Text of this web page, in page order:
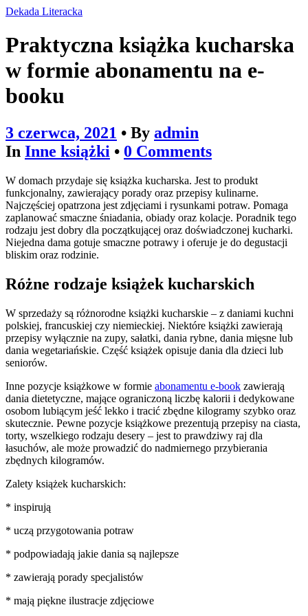
Dekada Literacka
Praktyczna książka kucharska
w formie abonamentu na e-
booku
3 czerwca, 2021 • By admin
In Inne książki • 0 Comments
W domach przydaje się książka kucharska. Jest to produkt
funkcjonalny, zawierający porady oraz przepisy kulinarne.
Najczęściej opatrzona jest zdjęciami i rysunkami potraw. Pomaga
zaplanować smaczne śniadania, obiady oraz kolacje. Poradnik tego
rodzaju jest dobry dla początkującej oraz doświadczonej kucharki.
Niejedna dama gotuje smaczne potrawy i oferuje je do degustacji
bliskim oraz rodzinie.
Różne rodzaje książek kucharskich
W sprzedaży są różnorodne książki kucharskie – z daniami kuchni
polskiej, francuskiej czy niemieckiej. Niektóre książki zawierają
przepisy wyłącznie na zupy, sałatki, dania rybne, dania mięsne lub
dania wegetariańskie. Część książek opisuje dania dla dzieci lub
seniorów.
Inne pozycje książkowe w formie abonamentu e-book zawierają
dania dietetyczne, mające ograniczoną liczbę kalorii i dedykowane
osobom lubiącym jeść lekko i tracić zbędne kilogramy szybko oraz
skutecznie. Pewne pozycje książkowe prezentują przepisy na ciasta,
torty, wszelkiego rodzaju desery – jest to prawdziwy raj dla
łasuchów, ale może prowadzić do nadmiernego przybierania
zbędnych kilogramów.
Zalety książek kucharskich:
* inspirują
* uczą przygotowania potraw
* podpowiadają jakie dania są najlepsze
* zawierają porady specjalistów
* mają piękne ilustracje zdjęciowe